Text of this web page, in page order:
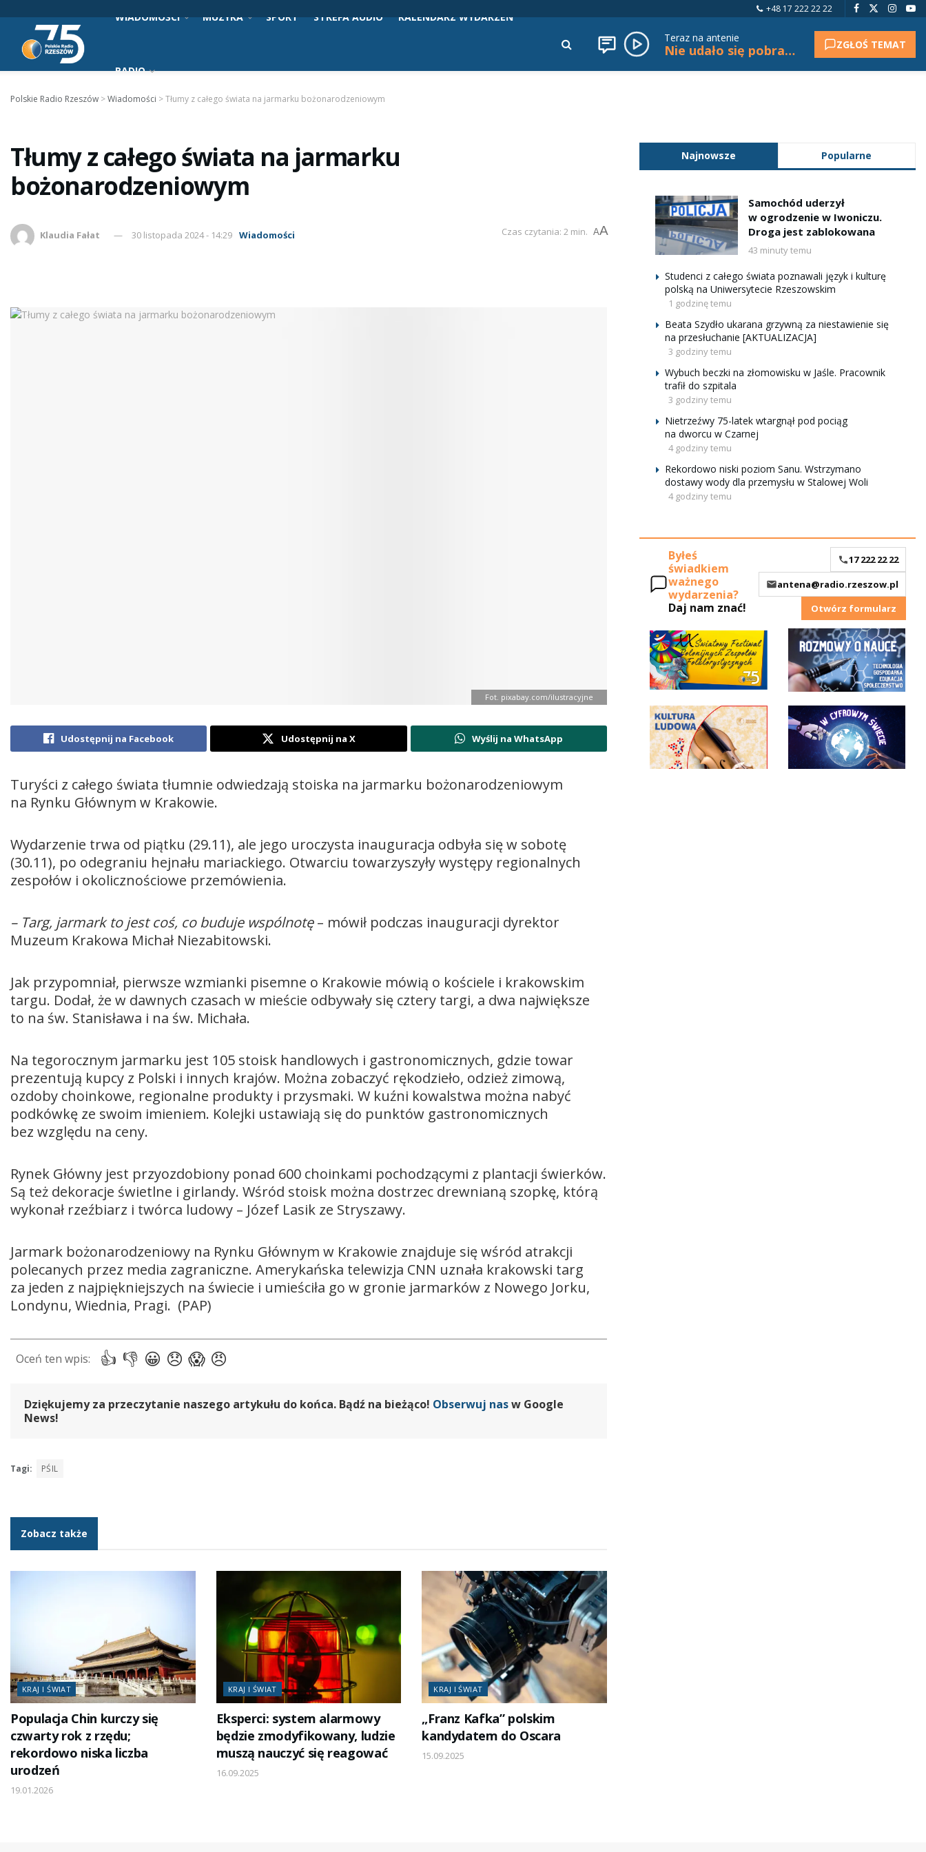
+48 17 222 22 22
WIADOMOŚCI MUZYKA SPORT STREFA AUDIO KALENDARZ WYDARZEŃ
RADIO
Teraz na antenie
Nie udało się pobrać tytułu. ZGŁOŚ TEMAT
Polskie Radio Rzeszów >Wiadomości >Tłumy z całego świata na jarmarku bożonarodzeniowym
Tłumy z całego świata na jarmarku
bożonarodzeniowym
Klaudia Fałat 30 listopada 2024 - 14:29 Wiadomości Czas czytania: 2 min. AA
Fot. pixabay.com/ilustracyjne
Udostępnij na Facebook Udostępnij na X Wyślij na WhatsApp
Turyści z całego świata tłumnie odwiedzają stoiska na jarmarku bożonarodzeniowym
na Rynku Głównym w Krakowie.
Wydarzenie trwa od piątku (29.11), ale jego uroczysta inauguracja odbyła się w sobotę
(30.11), po odegraniu hejnału mariackiego. Otwarciu towarzyszyły występy regionalnych
zespołów i okolicznościowe przemówienia.
– Targ, jarmark to jest coś, co buduje wspólnotę– mówił podczas inauguracji dyrektor
Muzeum Krakowa Michał Niezabitowski.
Jak przypomniał, pierwsze wzmianki pisemne o Krakowie mówią o kościele i krakowskim
targu. Dodał, że w dawnych czasach w mieście odbywały się cztery targi, a dwa największe
to na św. Stanisława i na św. Michała.
Na tegorocznym jarmarku jest 105 stoisk handlowych i gastronomicznych, gdzie towar
prezentują kupcy z Polski i innych krajów. Można zobaczyć rękodzieło, odzież zimową,
ozdoby choinkowe, regionalne produkty i przysmaki. W kuźni kowalstwa można nabyć
podkówkę ze swoim imieniem. Kolejki ustawiają się do punktów gastronomicznych
bez względu na ceny.
Rynek Główny jest przyozdobiony ponad 600 choinkami pochodzącymi z plantacji świerków.
Są też dekoracje świetlne i girlandy. Wśród stoisk można dostrzec drewnianą szopkę, którą
wykonał rzeźbiarz i twórca ludowy – Józef Lasik ze Stryszawy.
Jarmark bożonarodzeniowy na Rynku Głównym w Krakowie znajduje się wśród atrakcji
polecanych przez media zagraniczne. Amerykańska telewizja CNN uznała krakowski targ
za jeden z najpiękniejszych na świecie i umieściła go w gronie jarmarków z Nowego Jorku,
Londynu, Wiednia, Pragi. (PAP)
Dziękujemy za przeczytanie naszego artykułu do końca. Bądź na bieżąco! Obserwuj nasw Google
News!
Tagi: PŚIL
Zobacz także
KRAJ I ŚWIAT
Populacja Chin kurczy się
czwarty rok z rzędu;
rekordowo niska liczba
urodzeń
19.01.2026
KRAJ I ŚWIAT
Eksperci: system alarmowy
będzie zmodyfikowany, ludzie
muszą nauczyć się reagować
16.09.2025
KRAJ I ŚWIAT
„Franz Kafka” polskim
kandydatem do Oscara
15.09.2025
Najnowsze Popularne
Samochód uderzył
w ogrodzenie w Iwoniczu.
Droga jest zablokowana
43 minuty temu
Studenci z całego świata poznawali język i kulturę
polską na Uniwersytecie Rzeszowskim
1 godzinę temu
Beata Szydło ukarana grzywną za niestawienie się
na przesłuchanie [AKTUALIZACJA]
3 godziny temu
Wybuch beczki na złomowisku w Jaśle. Pracownik
trafił do szpitala
3 godziny temu
Nietrzeźwy 75-latek wtargnął pod pociąg
na dworcu w Czarnej
4 godziny temu
Rekordowo niski poziom Sanu. Wstrzymano
dostawy wody dla przemysłu w Stalowej Woli
4 godziny temu
Byłeś
świadkiem
ważnego
wydarzenia?
Daj nam znać!
17 222 22 22
antena@radio.rzeszow.pl
Otwórz formularz